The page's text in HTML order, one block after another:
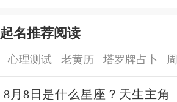
起名推荐阅读
心理测试 老黄历 塔罗牌占卜
8月8日是什么星座？天生主角